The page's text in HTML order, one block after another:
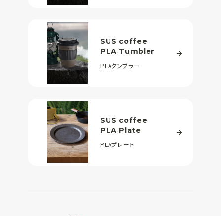
SUS coffee
PLA Tumbler
PLAタンブラー
SUS coffee
PLA Plate
PLAプレート